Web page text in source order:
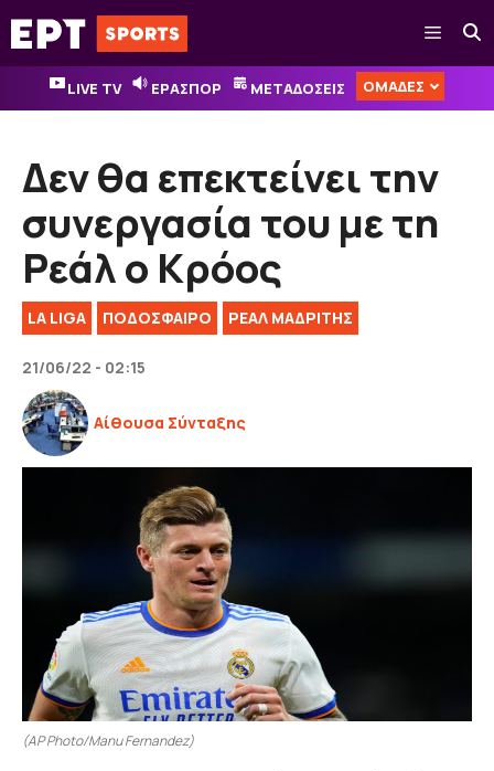
Μετάβαση
σε
περιεχόμενο
Μενού
LIVE TV ΕΡΑΣΠΟΡ ΜΕΤΑΔΟΣΕΙΣ ΟΜΑΔΕΣ
Δεν θα επεκτείνει την
συνεργασία του με τη
Ρεάλ ο Κρόος
LA LIGA ΠΟΔΟΣΦΑΙΡΟ ΡΕΑΛ ΜΑΔΡΙΤΗΣ
21/06/22 - 02:15
Αίθουσα Σύνταξης
(AP Photo/Manu Fernandez)